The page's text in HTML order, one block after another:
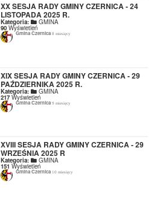
XX SESJA RADY GMINY CZERNICA - 24
LISTOPADA 2025 R.
Kategoria: GMINA
90 Wyświetleń
Gmina Czernica8 miesięcy
XIX SESJA RADY GMINY CZERNICA - 29
PAŹDZIERNIKA 2025 R.
Kategoria: GMINA
217Wyświetleń
Gmina Czernica9 miesięcy
XVIII SESJA RADY GMINY CZERNICA - 29
WRZEŚNIA 2025 R
Kategoria: GMINA
151 Wyświetleń
Gmina Czernica 10 miesięcy